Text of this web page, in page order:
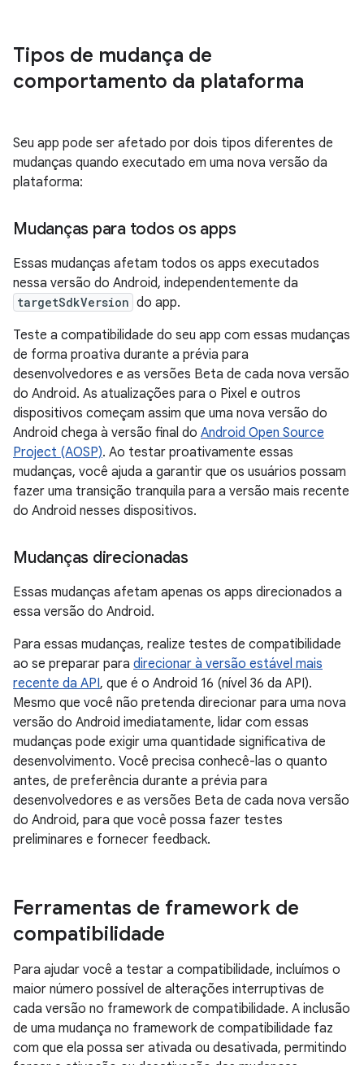
Tipos de mudança de
comportamento da plataforma
Seu app pode ser afetado por dois tipos diferentes de
mudanças quando executado em uma nova versão da
plataforma:
Mudanças para todos os apps
Essas mudanças afetam todos os apps executados
nessa versão do Android, independentemente da
targetSdkVersion do app.
Teste a compatibilidade do seu app com essas mudanças
de forma proativa durante a prévia para
desenvolvedores e as versões Beta de cada nova versão
do Android. As atualizações para o Pixel e outros
dispositivos começam assim que uma nova versão do
Android chega à versão final do Android Open Source
Project (AOSP). Ao testar proativamente essas
mudanças, você ajuda a garantir que os usuários possam
fazer uma transição tranquila para a versão mais recente
do Android nesses dispositivos.
Mudanças direcionadas
Essas mudanças afetam apenas os apps direcionados a
essa versão do Android.
Para essas mudanças, realize testes de compatibilidade
ao se preparar para direcionar à versão estável mais
recente da API, que é o Android 16 (nível 36 da API).
Mesmo que você não pretenda direcionar para uma nova
versão do Android imediatamente, lidar com essas
mudanças pode exigir uma quantidade significativa de
desenvolvimento. Você precisa conhecê-las o quanto
antes, de preferência durante a prévia para
desenvolvedores e as versões Beta de cada nova versão
do Android, para que você possa fazer testes
preliminares e fornecer feedback.
Ferramentas de framework de
compatibilidade
Para ajudar você a testar a compatibilidade, incluímos o
maior número possível de alterações interruptivas de
cada versão no framework de compatibilidade. A inclusão
de uma mudança no framework de compatibilidade faz
com que ela possa ser ativada ou desativada, permitindo